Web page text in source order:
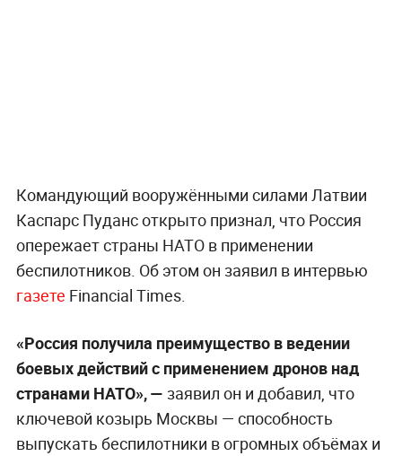
Командующий вооружёнными силами Латвии
Каспарс Пуданс открыто признал, что Россия
опережает страны НАТО в применении
беспилотников. Об этом он заявил в интервью
газете Financial Times.
«Россия получила преимущество в ведении
боевых действий с применением дронов над
странами НАТО», — заявил он и добавил, что
ключевой козырь Москвы — способность
выпускать беспилотники в огромных объёмах и